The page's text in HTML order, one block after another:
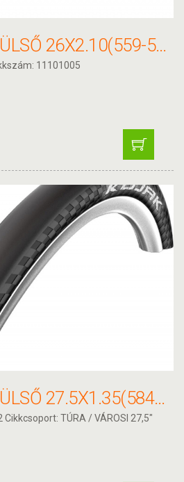
SCHWALBE KÜLSŐ 26X2.10(559-54) MARATHON PLUS MTB PERF HS468 SG DC REF TW 1150G
11101005
SCHWALBE KÜLSŐ 27.5X1.35(584-35) KOJAK PERF HS385 RG SPC LS 410G
Cikkcsoport: TÚRA / VÁROSI 27,5"